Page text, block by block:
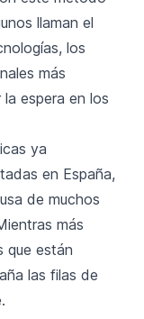
llaman el
los
más
espera en los
ya
en España,
de muchos
más
que están
las filas de